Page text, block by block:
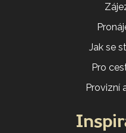
Jak se
Pro
Provizní